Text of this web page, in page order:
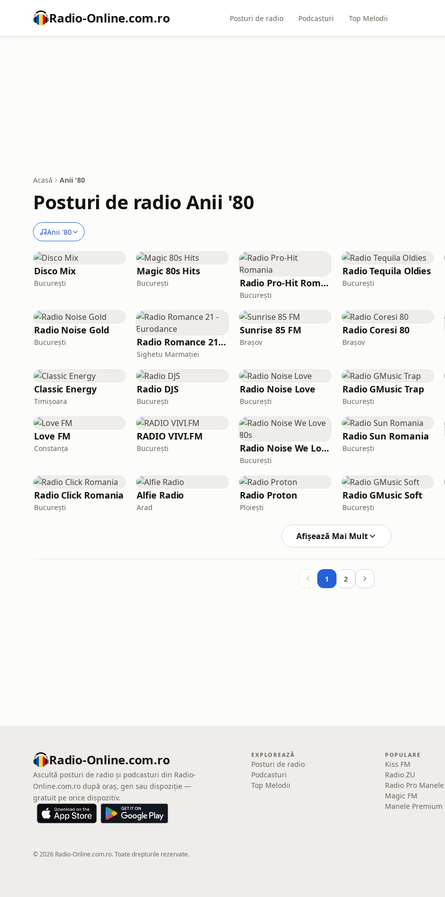
Radio-Online.com.ro Posturi de radio Podcasturi Top Melodii
Acasă Anii '80
Posturi de radio Anii '80
Anii '80
Disco Mix
București
Magic 80s Hits
București Radio Pro-Hit Romania
București
Radio Tequila Oldies
București
Radio Noise Gold
București Radio Romance 21 - Eurodance
Sighetu Marmației
Sunrise 85 FM
Brașov
Radio Coresi 80
Brașov
Classic Energy
Timișoara
Radio DJS
București
Radio Noise Love
București
Radio GMusic Trap
București
Love FM
Constanța
RADIO VIVI.FM
București Radio Noise We Love 80s
București
Radio Sun Romania
București
Radio Click Romania
București
Alfie Radio
Arad
Radio Proton
Ploiești
Radio GMusic Soft
București
Afișează Mai Mult
1 2
Radio-Online.com.ro
Ascultă posturi de radio și podcasturi din Radio-
Online.com.ro după oraș, gen sau dispoziție —
gratuit pe orice dispozitiv.
EXPLOREAZĂ
Posturi de radio
Podcasturi
Top Melodii
POPULARE
Kiss FM
Radio ZU
Radio Pro Manele
Magic FM
Manele Premium
© 2026 Radio-Online.com.ro. Toate drepturile rezervate.